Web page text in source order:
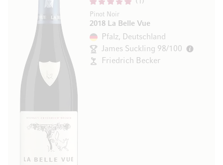
Pinot Noir
2018 La Belle Vue
Pfalz, Deutschland
James Suckling 98/100
Friedrich Becker